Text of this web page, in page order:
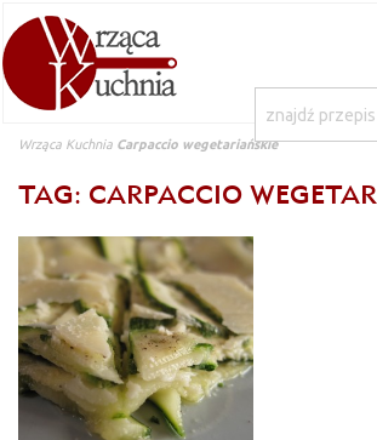
Wrząca Kuchnia Carpaccio wegetariańskie
TAG: CARPACCIO